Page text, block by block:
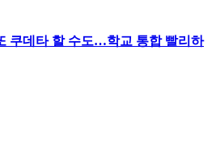
쿠데타 할 수도…학교 통합 빨리하